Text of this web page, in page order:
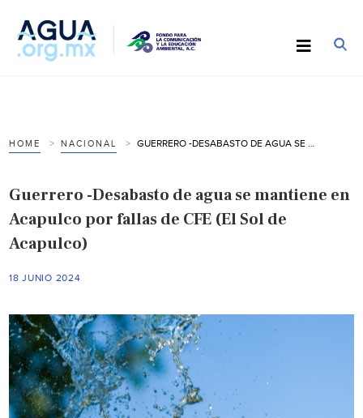
HOME NACIONAL
Guerrero -Desabasto de agua se mantiene en
Acapulco por fallas de CFE (El Sol de
Acapulco)
18 JUNIO 2024